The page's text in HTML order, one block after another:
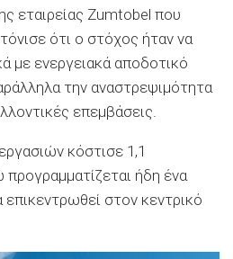
εταιρείας Zumtobel που
ότι ο στόχος ήταν να
με ενεργειακά αποδοτικό
την αναστρεψιμότητα
επεμβάσεις.
κόστισε 1,1
ήδη ένα
στον κεντρικό